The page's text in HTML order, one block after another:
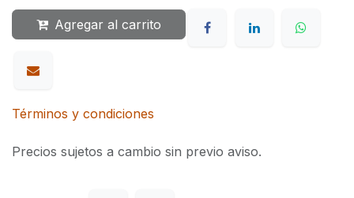
Agregar al carrito
Términos y condiciones
Precios sujetos a cambio sin previo aviso.